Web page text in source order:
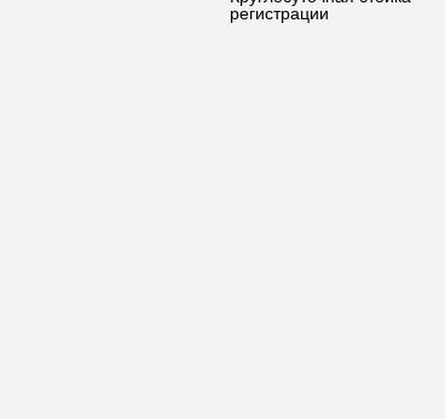
регистрации